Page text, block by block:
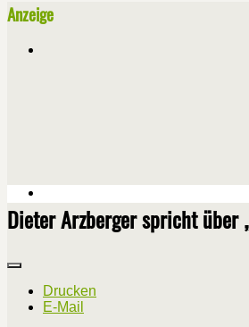
Anzeige
Dieter Arzberger spricht über
Drucken
E-Mail